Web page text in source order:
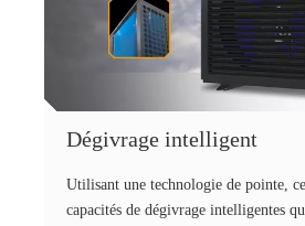
Dégivrage intelligent
Utilisant une technologie de pointe,
capacités de dégivrage intelligentes